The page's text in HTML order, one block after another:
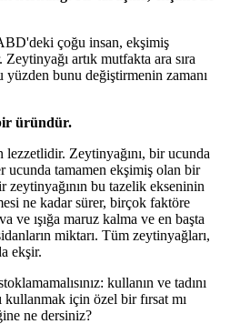
çoğu insan, ekşimiş
Zeytinyağı artık mutfakta ara sıra
bunu değiştirmenin zamanı
üründür.
lezzetlidir. Zeytinyağını, bir ucunda
ucunda tamamen ekşimiş olan bir
bu tazelik ekseninin
ne kadar sürer, birçok faktöre
ve ışığa maruz kalma ve en başta
miktarı. Tüm zeytinyağları,
ekşir.
kullanın ve tadını
kullanmak için özel bir fırsat mı
ne dersiniz?